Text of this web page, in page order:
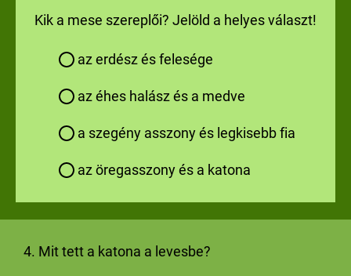
Kik a mese szereplői? Jelöld a helyes választ!
az erdész és felesége
az éhes halász és a medve
a szegény asszony és legkisebb fia
az öregasszony és a katona
4. Mit tett a katona a levesbe?